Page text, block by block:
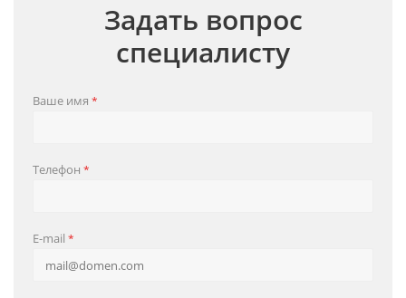
Задать вопрос
специалисту
Ваше имя *
Телефон *
E-mail *